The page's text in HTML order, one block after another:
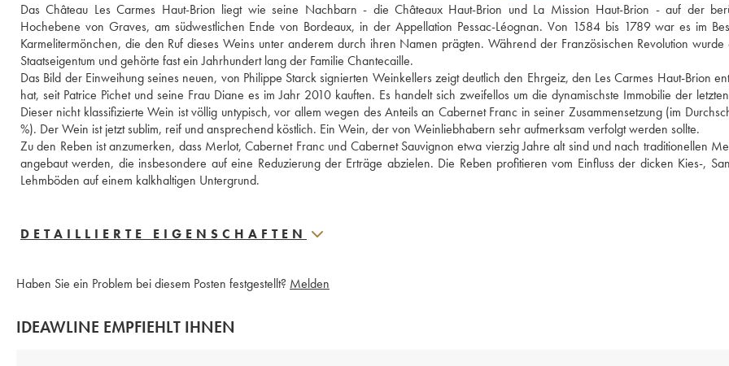
Das Château Les Carmes Haut-Brion liegt wie seine Nachbarn - die Châteaux Haut-Brion und La Mission Haut-Brion - auf der
Hochebene von Graves, am südwestlichen Ende von Bordeaux, in der Appellation Pessac-Léognan. Von 1584 bis 1789 war es im
Karmelitermönchen, die den Ruf dieses Weins unter anderem durch ihren Namen prägten. Während der Französischen Revolution wurde
Staatseigentum und gehörte fast ein Jahrhundert lang der Familie Chantecaille.
Das Bild der Einweihung seines neuen, von Philippe Starck signierten Weinkellers zeigt deutlich den Ehrgeiz, den Les Carmes Haut-Brion
hat, seit Patrice Pichet und seine Frau Diane es im Jahr 2010 kauften. Es handelt sich zweifellos um die dynamischste Immobilie der
Dieser nicht klassifizierte Wein ist völlig untypisch, vor allem wegen des Anteils an Cabernet Franc in seiner Zusammensetzung (im
%). Der Wein ist jetzt sublim, reif und ansprechend köstlich. Ein Wein, der von Weinliebhabern sehr aufmerksam verfolgt werden sollte.
Zu den Reben ist anzumerken, dass Merlot, Cabernet Franc und Cabernet Sauvignon etwa vierzig Jahre alt sind und nach traditionellen
angebaut werden, die insbesondere auf eine Reduzierung der Erträge abzielen. Die Reben profitieren vom Einfluss der dicken Kies-,
Lehmböden auf einem kalkhaltigen Untergrund.
DETAILLIERTE EIGENSCHAFTEN
Haben Sie ein Problem bei diesem Posten festgestellt? Melden
IDEAWLINE EMPFIEHLT IHNEN